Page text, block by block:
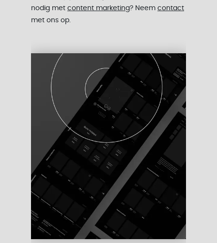
nodig met content marketing? Neem contact
met ons op.